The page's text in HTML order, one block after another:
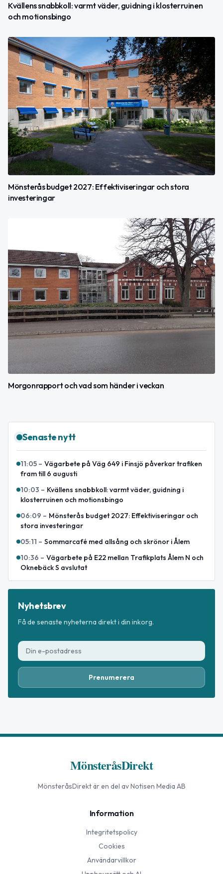
Kvällens snabbkoll: varmt väder, guidning i klosterruinen
och motionsbingo
Mönsterås budget 2027: Effektiviseringar och stora
investeringar
Morgonrapport och vad som händer i veckan
Senaste nytt
11:05 – Vägarbete på Väg 649 i Finsjö påverkar trafiken
fram till 6 augusti
10:03 – Kvällens snabbkoll: varmt väder, guidning i
klosterruinen och motionsbingo
06:09 – Mönsterås budget 2027: Effektiviseringar och
stora investeringar
05:11 – Sommarcafé med allsång och skrönor i Ålem
10:36 – Vägarbete på E22 mellan Trafikplats Ålem N och
Oknebäck S avslutat
Nyhetsbrev
Få de senaste nyheterna direkt i din inkorg.
Prenumerera
MönsteråsDirekt
MönsteråsDirektär en del av Notisen Media AB
Information
Integritetspolicy
Cookies
Användarvillkor